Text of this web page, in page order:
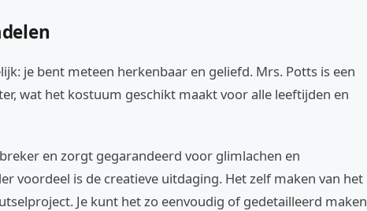
je bent meteen herkenbaar en geliefd. Mrs. Potts is een
wat het kostuum geschikt maakt voor alle leeftijden en
en zorgt gegarandeerd voor glimlachen en
voordeel is de creatieve uitdaging. Het zelf maken van het
Je kunt het zo eenvoudig of gedetailleerd maken